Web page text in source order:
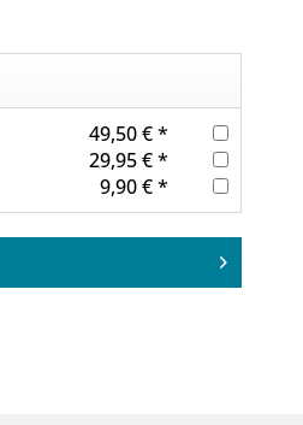
49,50 € *
29,95 € *
9,90 € *